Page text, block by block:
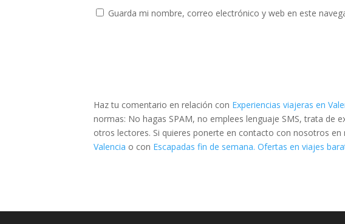
Guarda mi nombre, correo electrónico y web en este
Haz tu comentario en relación con Experiencias viajeras en
normas: No hagas SPAM, no emplees lenguaje SMS, trata de
otros lectores. Si quieres ponerte en contacto con nosotros en
Valencia o con Escapadas fin de semana. Ofertas en viajes